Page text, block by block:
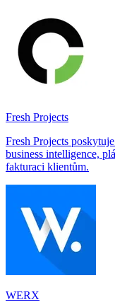
Fresh Projects
Fresh Projects
business intelligence,
fakturaci klientům.
WERX